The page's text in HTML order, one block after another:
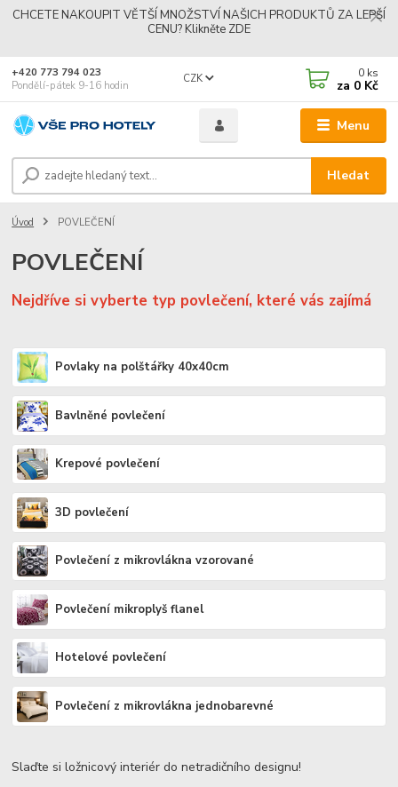
CHCETE NAKOUPIT VĚTŠÍ MNOŽSTVÍ NAŠICH PRODUKTŮ ZA LEPŠÍ
CENU? Klikněte ZDE
Menu
CZK
Hledat
+420 773 794 023
Pondělí-pátek 9-16 hodin
0 ks
za 0 Kč
Úvod POVLEČENÍ
POVLEČENÍ
Nejdříve si vyberte typ povlečení, kterévás zajímá
Povlaky na polštářky 40x40cm
Bavlněné povlečení
Krepové povlečení
3D povlečení
Povlečení z mikrovlákna vzorované
Povlečení mikroplyš flanel
Hotelové povlečení
Povlečení z mikrovlákna jednobarevné
Slaďte si ložnicový interiér do netradičního designu!